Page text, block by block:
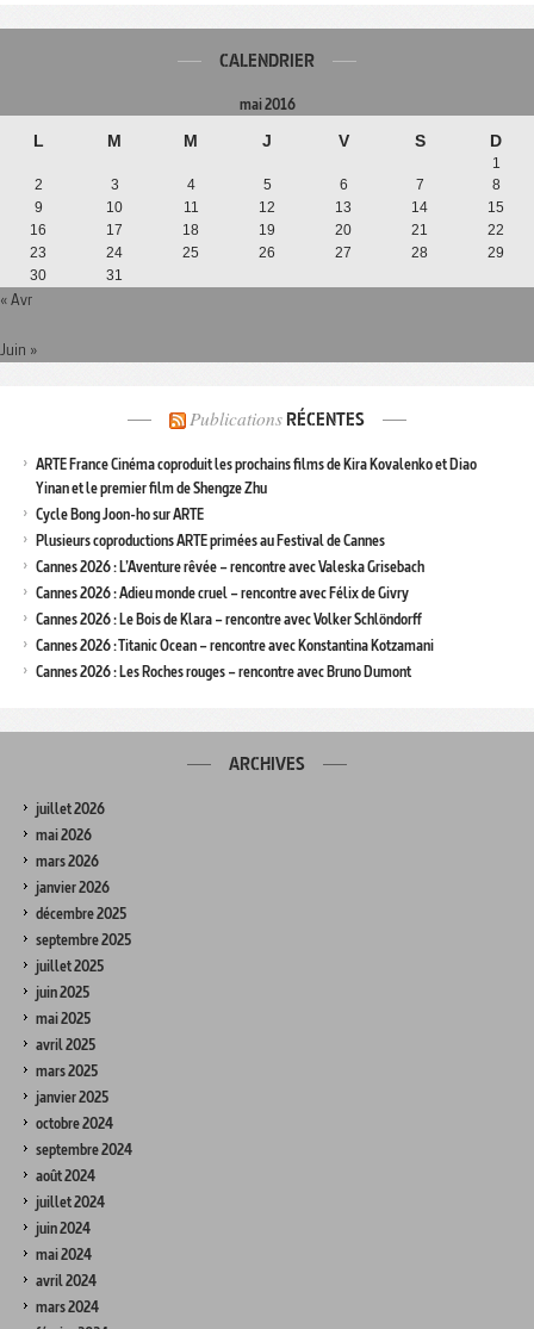
CALENDRIER
mai 2016
L M M J V S D
1
2
3 4 5 6 7
8
9
10 11 12 13 14
15
16
17 18 19 20 21
22
23
24 25 26 27 28
29
30
31
« Avr
Juin »
Publications RÉCENTES
ARTE France Cinéma coproduit les prochains films de Kira Kovalenko et Diao
Yinan et le premier film de Shengze Zhu
Cycle Bong Joon-ho sur ARTE
Plusieurs coproductions ARTE primées au Festival de Cannes
Cannes 2026 : L’Aventure rêvée – rencontre avec Valeska Grisebach
Cannes 2026 : Adieu monde cruel – rencontre avec Félix de Givry
Cannes 2026 : Le Bois de Klara – rencontre avec Volker Schlöndorff
Cannes 2026 : Titanic Ocean – rencontre avec Konstantina Kotzamani
Cannes 2026 : Les Roches rouges – rencontre avec Bruno Dumont
ARCHIVES
juillet 2026
mai 2026
mars 2026
janvier 2026
décembre 2025
septembre 2025
juillet 2025
juin 2025
mai 2025
avril 2025
mars 2025
janvier 2025
octobre 2024
septembre 2024
août 2024
juillet 2024
juin 2024
mai 2024
avril 2024
mars 2024